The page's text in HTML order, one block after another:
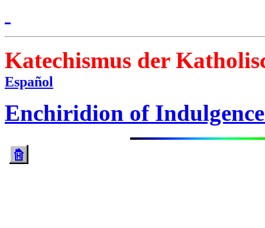
Katechismus der
Español
Enchiridion of